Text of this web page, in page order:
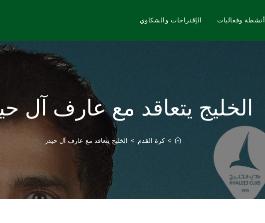
أنشطة وفعاليات الإقتراحات والشكاوي
الخليج يتعاقد مع عارف آل
> كرة القدم > الخليج يتعاقد مع عارف آل حيدر